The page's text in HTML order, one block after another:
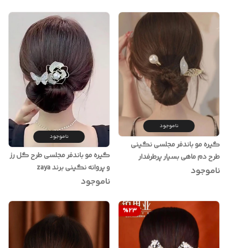
ناموجود
گیره مو باندفر مجلسی نگینی
طرح دم ماهی بسیار پرطرفدار
ناموجود
ناموجود
گیره مو باندفر مجلسی طرح گل رز
و پروانه نگینی برند zaya
ناموجود
%23